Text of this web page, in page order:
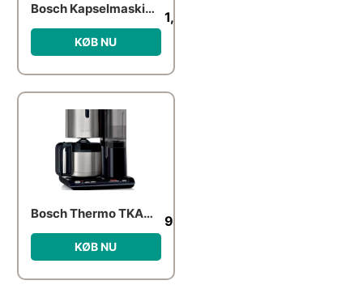
Bosch Kapselmaskine TASSIMO MY WAY 2 TAS6502 1,199.00
KØB NU
Bosch Thermo TKA8A683 944.00
KØB NU